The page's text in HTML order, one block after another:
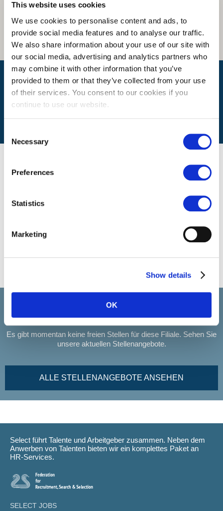
This website uses cookies
We use cookies to personalise content and ads, to
provide social media features and to analyse our traffic.
We also share information about your use of our site with
our social media, advertising and analytics partners who
may combine it with other information that you’ve
provided to them or that they’ve collected from your use
of their services. You consent to our cookies if you
continue to use our website.
Selection
Necessary
Preferences
Statistics
Marketing
Show details
OK
Wie lange dauert meine Fahrt?
VINCENT DE MEERLEER
0032 2 612 80 10
Unsere Stellenangebote
Es gibt momentan keine freien Stellen für diese Filiale. Sehen Sie
unsere aktuellen Stellenangebote.
ALLE STELLENANGEBOTE ANSEHEN
Select führt Talente und Arbeitgeber zusammen. Neben dem
Anwerben von Talenten bieten wir ein komplettes Paket an
HR-Services.
SELECT JOBS